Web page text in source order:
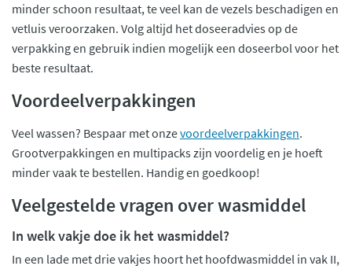
minder schoon resultaat, te veel kan de vezels beschadigen en
vetluis veroorzaken. Volg altijd het doseeradvies op de
verpakking en gebruik indien mogelijk een doseerbol voor het
beste resultaat.
Voordeelverpakkingen
Veel wassen? Bespaar met onzevoordeelverpakkingen.
Grootverpakkingen en multipacks zijn voordelig en je hoeft
minder vaak te bestellen. Handig en goedkoop!
Veelgestelde vragen over wasmiddel
In welk vakje doe ik het wasmiddel?
In een lade met drie vakjes hoort het hoofdwasmiddel in vak II,